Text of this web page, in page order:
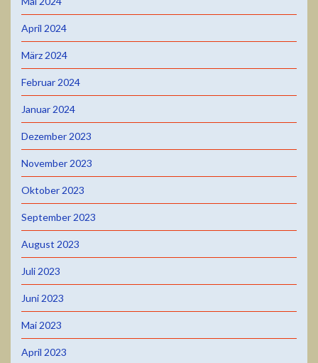
April 2024
März 2024
Februar 2024
Januar 2024
Dezember 2023
November 2023
Oktober 2023
September 2023
August 2023
Juli 2023
Juni 2023
Mai 2023
April 2023